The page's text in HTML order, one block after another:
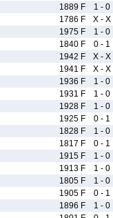
1889 F 1 - 0
1786 F X - X
1975 F 1 - 0
1840 F 0 - 1
1942 F X - X
1941 F X - X
1936 F 1 - 0
1931 F 1 - 0
1928 F 1 - 0
1925 F 0 - 1
1828 F 1 - 0
1817 F 0 - 1
1915 F 1 - 0
1913 F 1 - 0
1805 F 1 - 0
1905 F 0 - 1
1896 F 1 - 0